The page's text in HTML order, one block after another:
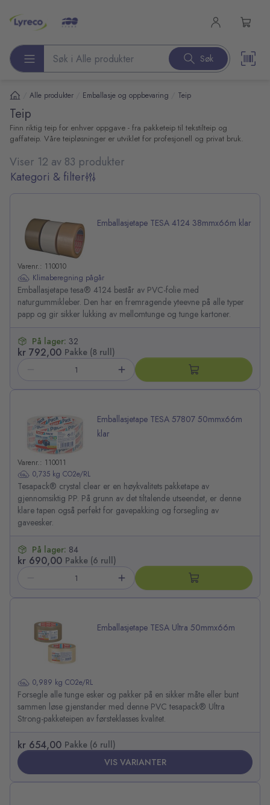
Søk etter produkter Søk
Alle produkter Emballasje og oppbevaring Teip
Teip
Finn riktig teip for enhver oppgave - fra pakketeip til tekstilteip og
gaffateip. Våre teipløsninger er utviklet for profesjonell og privat bruk.
Kategori & filter
Viser 12 av 83 produkter
Emballasjetape TESA 4124 38mmx66m klar
Varenr.: 110010
Klimaberegning pågår
Emballasjetape tesa® 4124 består av PVC-folie med
naturgummikleber. Den har en fremragende yteevne på alle typer
papp og gir sikker lukking av mellomtunge og tunge kartoner.
kr 792,00 Pakke (8 rull)
På lager: 32
Emballasjetape TESA 57807 50mmx66m
klar
Varenr.: 110011
0,735 kg CO2e/RL
Tesapack® crystal clear er en høykvalitets pakketape av
gjennomsiktig PP. På grunn av det tiltalende utseendet, er denne
klare tapen også perfekt for gavepakking og forsegling av
gaveesker.
kr 690,00 Pakke (6 rull)
På lager: 84
Emballasjetape TESA Ultra 50mmx66m
0,989 kg CO2e/RL
Forsegle alle tunge esker og pakker på en sikker måte eller bunt
sammen løse gjenstander med denne PVC tesapack® Ultra
Strong-pakketeipen av førsteklasses kvalitet.
VIS VARIANTER
kr 654,00 Pakke (6 rull)